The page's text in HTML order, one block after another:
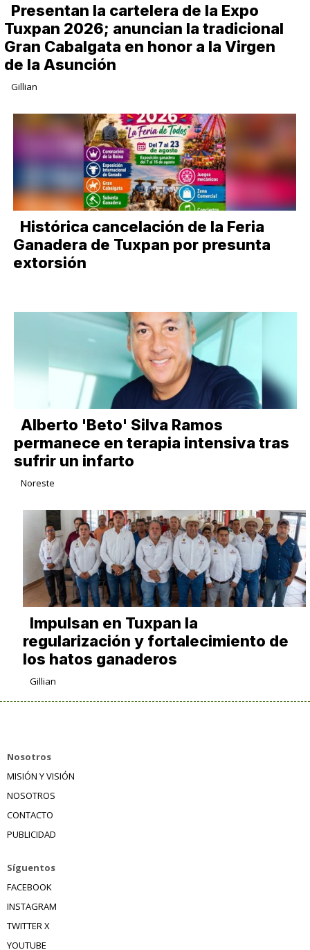
Presentan la cartelera de la Expo
Tuxpan 2026; anuncian la tradicional
Gran Cabalgata en honor a la Virgen
de la Asunción
Gillian
Histórica cancelación de la Feria
Ganadera de Tuxpan por presunta
extorsión
Alberto 'Beto' Silva Ramos
permanece en terapia intensiva tras
sufrir un infarto
Noreste
Impulsan en Tuxpan la
regularización y fortalecimiento de
los hatos ganaderos
Gillian
Nosotros
MISIÓN Y VISIÓN
NOSOTROS
CONTACTO
PUBLICIDAD
Síguentos
FACEBOOK
INSTAGRAM
TWITTER X
YOUTUBE